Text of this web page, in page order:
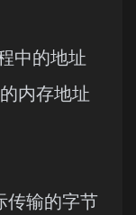
中的地址
内存地址
传输的字节